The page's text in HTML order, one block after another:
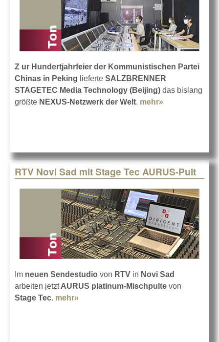
Z ur Hundertjahrfeier der Kommunistischen Partei
Chinas in Peking lieferte SALZBRENNER
STAGETEC Media Technology (Beijing) das bislang
größte NEXUS-Netzwerk der Welt. mehr»
RTV Novi Sad mit Stage Tec AURUS-Pult
Im neuen Sendestudio von RTV in Novi Sad
arbeiten jetztAURUS platinum-Mischpulte von
Stage Tec. mehr»